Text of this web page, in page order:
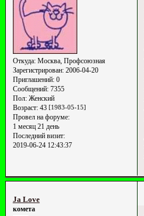
Откуда:Москва, Профсоюзная
Зарегистрирован: 2006-04-20
Приглашений:0
Сообщений:7355
Пол:Женский
Возраст:43 [1983-05-15]
Провел на форуме:
1 месяц 21 день
Последний визит:
2019-06-24 12:43:37
Ja Love
комета